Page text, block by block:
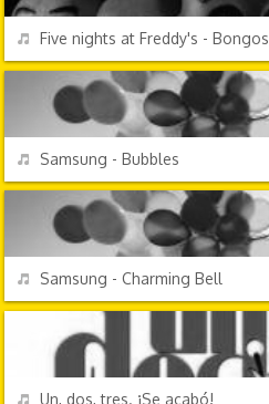
REPRODUCIR
Five nights at Freddy's - Bongos
REPRODUCIR
Samsung - Bubbles
REPRODUCIR
Samsung - Charming Bell
REPRODUCIR
Un, dos, tres. ¡Se acabó!